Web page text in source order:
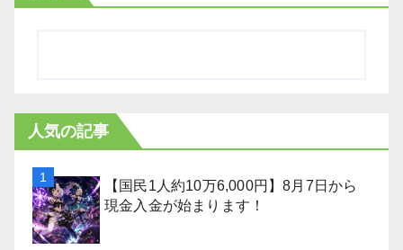
人気の記事
【国民1人約10万6,000円】8月7日から
現金入金が始まります！